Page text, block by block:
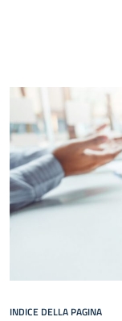
INDICE DELLA PAGINA